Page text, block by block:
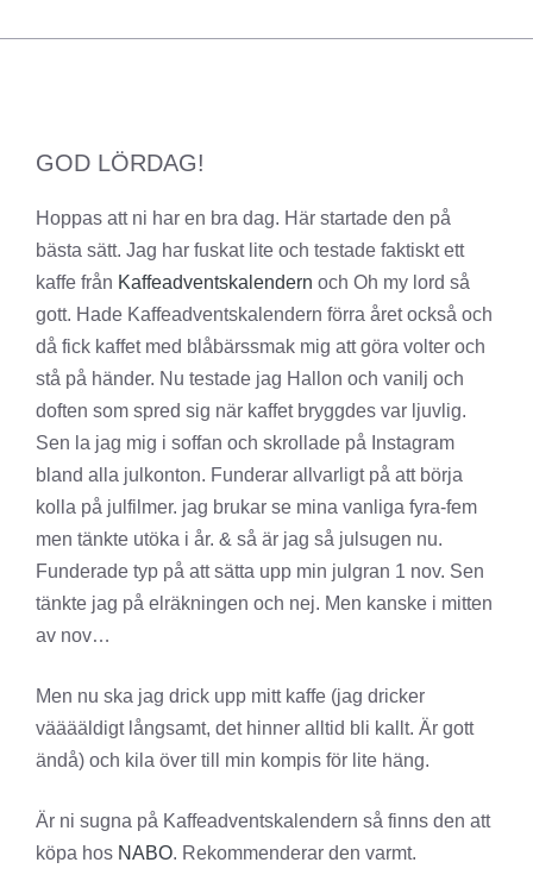
GOD LÖRDAG!
Hoppas att ni har en bra dag. Här startade den på
bästa sätt. Jag har fuskat lite och testade faktiskt ett
kaffe från Kaffeadventskalendern och Oh my lord så
gott. Hade Kaffeadventskalendern förra året också och
då fick kaffet med blåbärssmak mig att göra volter och
stå på händer. Nu testade jag Hallon och vanilj och
doften som spred sig när kaffet bryggdes var ljuvlig.
Sen la jag mig i soffan och skrollade på Instagram
bland alla julkonton. Funderar allvarligt på att börja
kolla på julfilmer. jag brukar se mina vanliga fyra-fem
men tänkte utöka i år. & så är jag så julsugen nu.
Funderade typ på att sätta upp min julgran 1 nov. Sen
tänkte jag på elräkningen och nej. Men kanske i mitten
av nov…
Men nu ska jag drick upp mitt kaffe (jag dricker
vääääldigt långsamt, det hinner alltid bli kallt. Är gott
ändå) och kila över till min kompis för lite häng.
Är ni sugna på Kaffeadventskalendern så finns den att
köpa hos NABO. Rekommenderar den varmt.